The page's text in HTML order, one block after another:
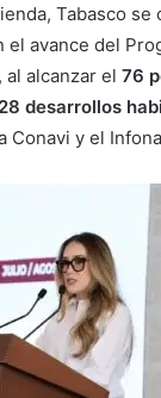
Tabasco se
el avance del
al alcanzar el 76
28 desarrollos
Conavi y el